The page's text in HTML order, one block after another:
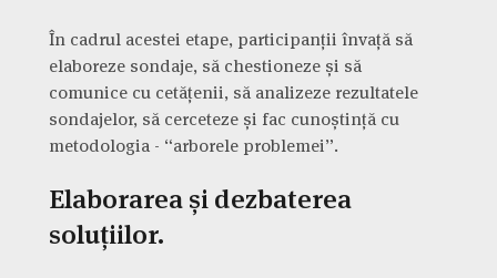
În cadrul acestei etape, participanții învață să
elaboreze sondaje, să chestioneze și să
comunice cu cetățenii, să analizeze rezultatele
sondajelor, să cerceteze și fac cunoștință cu
metodologia - “arborele problemei”.
Elaborarea și dezbaterea
soluțiilor.